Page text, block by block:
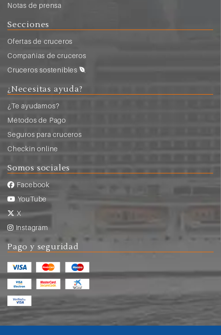
Notas de prensa
Secciones
Ofertas de cruceros
Compañias de cruceros
Cruceros sostenibles
¿Necesitas ayuda?
¿Te ayudamos?
Métodos de Pago
Seguros para cruceros
Checkin online
Somos sociales
Facebook
YouTube
X
Instagram
Pago y seguridad